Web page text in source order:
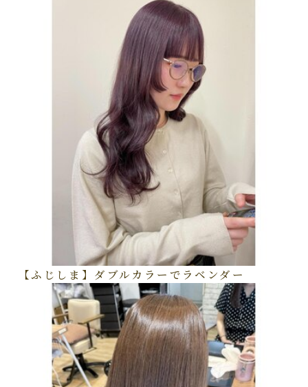
【ふじしま】ダブルカラーでラベンダー